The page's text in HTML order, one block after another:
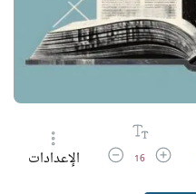
زيادة حجم الخط
16 تقليل حجم الخط
الإعدادات